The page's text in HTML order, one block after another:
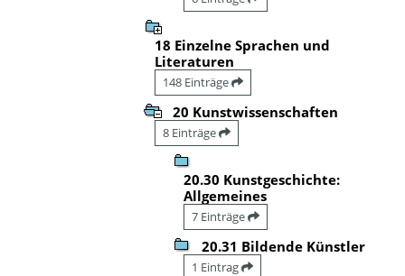
18 Einzelne Sprachen und
Literaturen
148 Einträge
20 Kunstwissenschaften
8 Einträge
20.30 Kunstgeschichte:
Allgemeines
7 Einträge
20.31 Bildende Künstler
1 Eintrag